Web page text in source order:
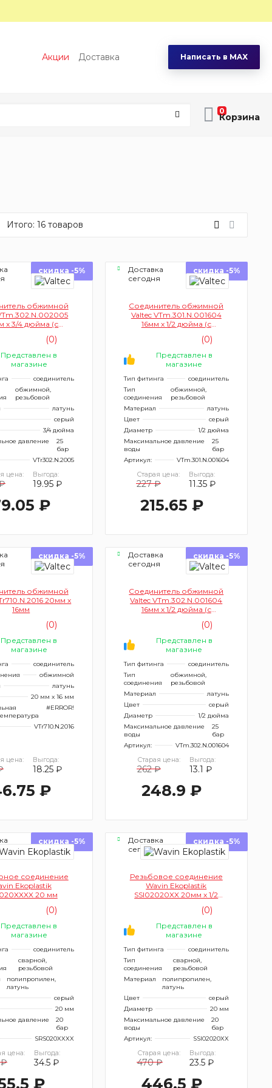
Написать в MAX
Акции Доставка
0
Итого: 16 товаров
скидка -5%
обжимной
х 3/4 дюйма (с
резьбу)
(0)
Представлен в
магазине
соединитель
обжимной,
резьбовой
латунь
серый
3/4 дюйма
давление
25
бар
VTr302.N.2005
цена: Выгода:
19.95 ₽
₽
Доставка
сегодня
скидка -5%
Соединитель обжимной
Valtec VTm.301.N.001604
16мм х 1/2 дюйма (с
(0)
Представлен в
магазине
Тип фитинга
соединитель
Тип
соединения
обжимной,
резьбовой
Материал
латунь
Цвет
серый
Диаметр
1/2 дюйма
Максимальное давление
воды
25
бар
Артикул:
VTm.301.N.001604
Старая цена:
227 ₽
Выгода:
11.35 ₽
215.65 ₽
скидка -5%
обжимной
20мм х
16мм
(0)
Представлен в
магазине
соединитель
обжимной
латунь
20 мм x 16 мм
#ERROR!
VTr710.N.2016
цена: Выгода:
18.25 ₽
₽
Доставка
сегодня
скидка -5%
Соединитель обжимной
Valtec VTm.302.N.001604
16мм х 1/2 дюйма (с
внутреннюю резьбу)
(0)
Представлен в
магазине
Тип фитинга
соединитель
Тип
соединения
обжимной,
резьбовой
Материал
латунь
Цвет
серый
Диаметр
1/2 дюйма
Максимальное давление
воды
25
бар
Артикул:
VTm.302.N.001604
Старая цена:
262 ₽
Выгода:
13.1 ₽
248.9 ₽
скидка -5%
соединение
Ekoplastik
20 мм
(0)
Представлен в
магазине
соединитель
сварной,
резьбовой
полипропилен,
латунь
серый
20 мм
давление
20
бар
SRS020XXXX
цена: Выгода:
34.5 ₽
₽
Доставка
сегодня
скидка -5%
Резьбовое соединение
Wavin Ekoplastik
SSI02020XX 20мм x 1/2
(0)
Представлен в
магазине
Тип фитинга
соединитель
Тип
соединения
сварной,
резьбовой
Материал
полипропилен,
латунь
Цвет
серый
Диаметр
20 мм
Максимальное давление
воды
20
бар
Артикул:
SSI02020XX
Старая цена:
470 ₽
Выгода:
23.5 ₽
446.5 ₽